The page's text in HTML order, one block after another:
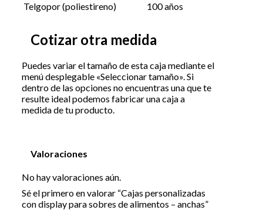
Telgopor (poliestireno) 100 años
Cotizar otra medida
Puedes variar el tamaño de esta caja mediante el
menú desplegable «Seleccionar tamaño». Si
dentro de las opciones no encuentras una que te
resulte ideal podemos fabricar una caja a
medida de tu producto.
Valoraciones
No hay valoraciones aún.
Sé el primero en valorar “Cajas personalizadas
con display para sobres de alimentos – anchas”